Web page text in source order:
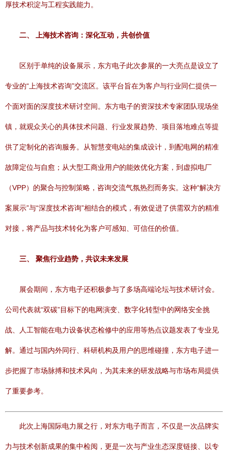
厚技术积淀与工程实践能力。
二、 上海技术咨询：深化互动，共创价值
区别于单纯的设备展示，东方电子此次参展的一大亮点是设立了
专业的“上海技术咨询”交流区。该平台旨在为客户与行业同仁提供一
个面对面的深度技术研讨空间。东方电子的资深技术专家团队现场坐
镇，就观众关心的具体技术问题、行业发展趋势、项目落地难点等提
供了定制化的咨询服务。从智慧变电站的集成设计，到配电网的精准
故障定位与自愈；从大型工商业用户的能效优化方案，到虚拟电厂
（VPP）的聚合与控制策略，咨询交流气氛热烈而务实。这种“解决方
案展示”与“深度技术咨询”相结合的模式，有效促进了供需双方的精准
对接，将产品与技术转化为客户可感知、可信任的价值。
三、 聚焦行业趋势，共议未来发展
展会期间，东方电子还积极参与了多场高端论坛与技术研讨会。
公司代表就“双碳”目标下的电网演变、数字化转型中的网络安全挑
战、人工智能在电力设备状态检修中的应用等热点议题发表了专业见
解。通过与国内外同行、科研机构及用户的思维碰撞，东方电子进一
步把握了市场脉搏和技术风向，为其未来的研发战略与市场布局提供
了重要参考。
此次上海国际电力展之行，对东方电子而言，不仅是一次品牌实
力与技术创新成果的集中检阅，更是一次与产业生态深度链接、以专